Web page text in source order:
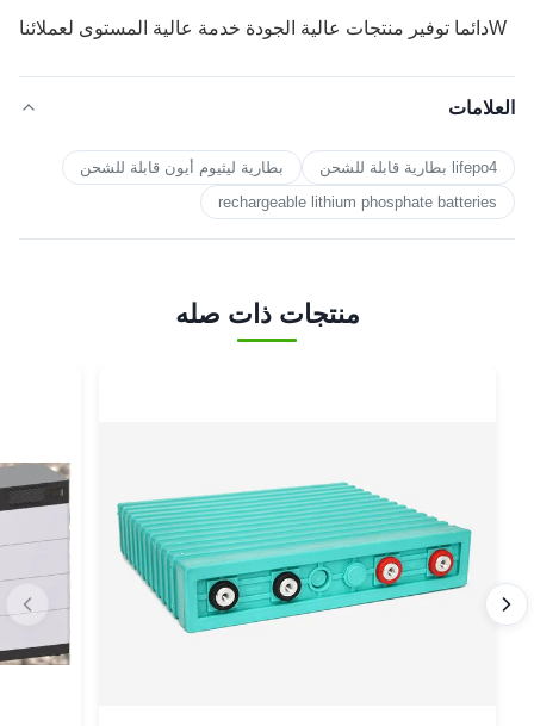
Wدائما توفير منتجات عالية الجودة خدمة عالية المستوى لعملائنا
العلامات
lifepo4 بطارية قابلة للشحن
بطارية ليثيوم أيون قابلة للشحن
rechargeable lithium phosphate batteries
منتجات ذات صله